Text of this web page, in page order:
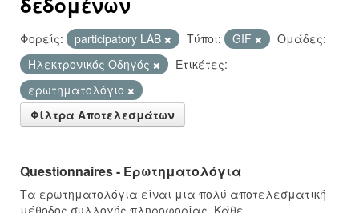
Φορείς: participatory LAB Τύποι: GIF
Ομάδες:
Hλεκτρονικός Οδηγός
Ετικέτες:
ερωτηματολόγιο
Φίλτρα Αποτελεσμάτων
Questionnaires - Ερωτηματολόγια
Τα ερωτηματολόγια είναι μια πολύ αποτελεσματική